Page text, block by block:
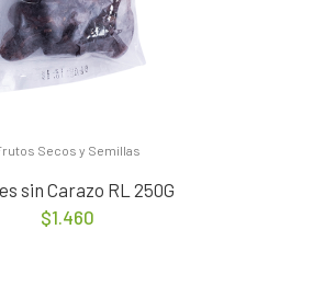
Secos y Semillas
sin Carazo RL 250G
$1.460